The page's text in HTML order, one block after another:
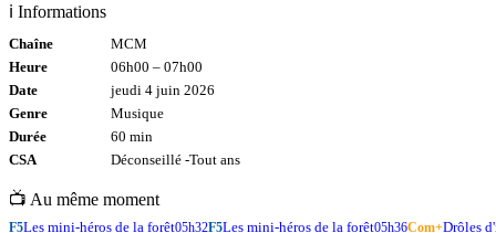
ℹ️ Informations
Chaîne
MCM
Heure
06h00 – 07h00
Date
jeudi 4 juin 2026
Genre
Musique
Durée
60 min
CSA
Déconseillé -Tout ans
📺 Au même moment
F5Les mini-héros de la forêt05h32F5Les mini-héros de la forêt05h36Com+Drôles